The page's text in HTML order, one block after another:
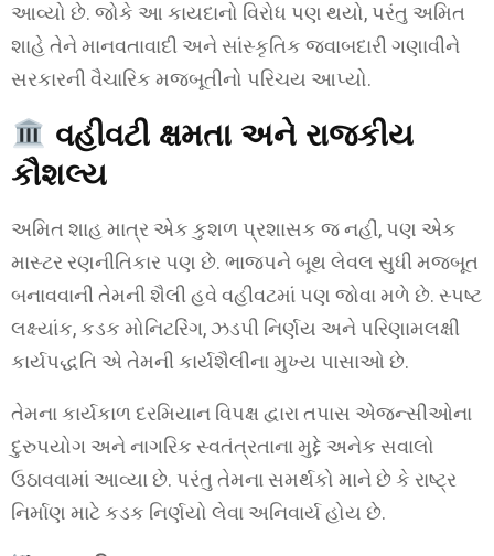
આવ્યો છે. જોકે આ કાયદાનો વિરોધ પણ થયો, પરંતુ અમિત
શાહે તેને માનવતાવાદી અને સાંસ્કૃતિક જવાબદારી ગણાવીને
સરકારની વૈચારિક મજબૂતીનો પરિચય આપ્યો.
વહીવટી ક્ષમતા અને રાજકીય
કૌશલ્ય
અમિત શાહ માત્ર એક કુશળ પ્રશાસક જ નહીં, પણ એક
માસ્ટર રણનીતિકાર પણ છે. ભાજપને બૂથ લેવલ સુધી મજબૂત
બનાવવાની તેમની શૈલી હવે વહીવટમાં પણ જોવા મળે છે. સ્પષ્ટ
લક્ષ્યાંક, કડક મોનિટરિંગ, ઝડપી નિર્ણય અને પરિણામલક્ષી
કાર્યપદ્ધતિ એ તેમની કાર્યશૈલીના મુખ્ય પાસાઓ છે.
તેમના કાર્યકાળ દરમિયાન વિપક્ષ દ્વારા તપાસ એજન્સીઓના
દુરુપયોગ અને નાગરિક સ્વતંત્રતાના મુદ્દે અનેક સવાલો
ઉઠાવવામાં આવ્યા છે. પરંતુ તેમના સમર્થકો માને છે કે રાષ્ટ્ર
નિર્માણ માટે કડક નિર્ણયો લેવા અનિવાર્ય હોય છે.